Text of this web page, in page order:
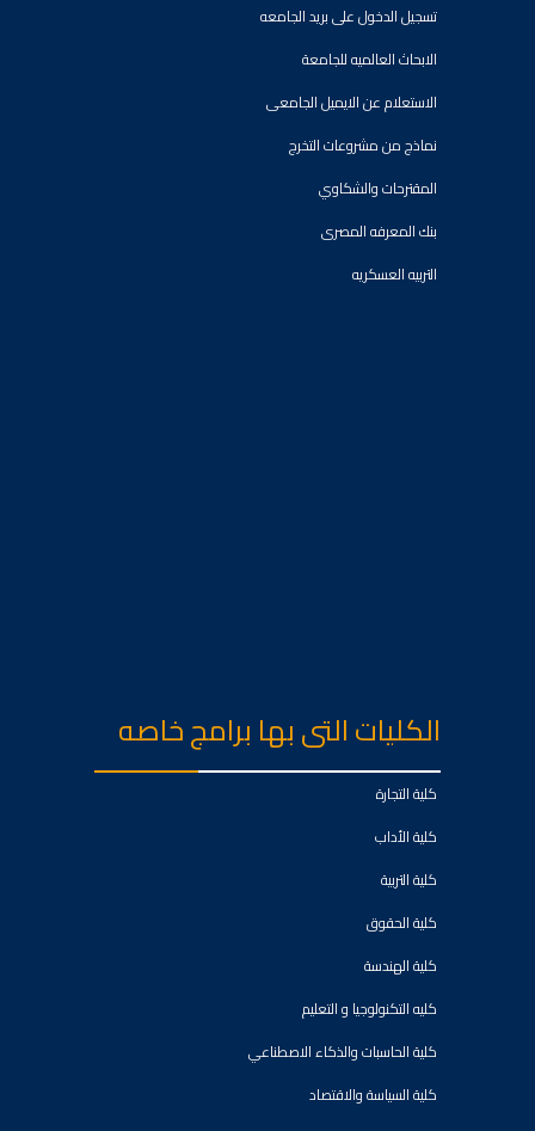
تسجيل الدخول على بريد الجامعه
الابحاث العالميه للجامعة
الاستعلام عن الايميل الجامعى
نماذج من مشروعات التخرج
المقترحات والشكاوي
بنك المعرفه المصرى
التربيه العسكريه
الكليات التى بها برامج خاصه
كلية التجارة
كلية الأداب
كلية التربية
كلية الحقوق
كلية الهندسة
كليه التكنولوجيا و التعليم
كلية الحاسبات والذكاء الاصطناعي
كلية السياسة والاقتصاد